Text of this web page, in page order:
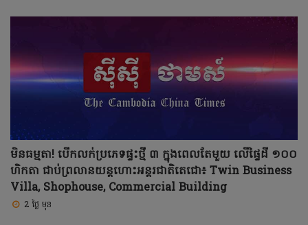
មិនធម្មតា! បើកលក់ប្រភេទផ្ទះថ្មី ៣ ក្នុងពេលតែមួយ លើផ្ទៃដី ១០០
ហិកតា ជាប់ព្រលានយន្តហោះអន្តរជាតិតេជោ៖ Twin Business
Villa, Shophouse, Commercial Building
2 ថ្ងៃ មុន